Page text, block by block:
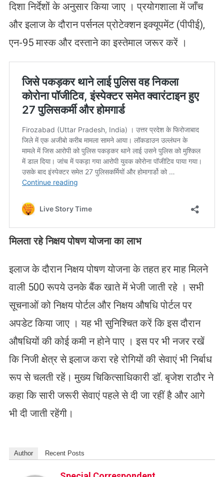
दिशा निर्देशों के अनुसार किया जाए । प्रयोगशाला में जाँच
और इलाज के दौरान पर्सनल प्रोटेक्शन इक्यूपमेंट (पीपीई),
एन-95 मास्क और दस्ताने का इस्तेमाल जरूर करें ।
मिलता रहे निक्षय पोषण योजना का लाभ
इलाज के दौरान निक्षय पोषण योजना के तहत हर माह मिलने
वाली 500 रूपये उनके बैंक खाते में भेजी जाती रहे । सभी
सूचनाओं को निक्षय पोर्टल और निक्षय औषधि पोर्टल पर
अपडेट किया जाए । यह भी सुनिश्चित करें कि इस दौरान
औषधियों की कोई कमी न होने पाए । इस पर भी नजर रखें
कि निजी क्षेत्र से इलाज करा रहे रोगियों की सेवाएं भी निर्बाध
रूप से चलती रहें। मुख्य चिकित्साधिकारी डॉ. बृजेश राठौर ने
कहा कि सारी जरूरी सेवाएं पहले से दी जा रहीं है और आगे
भी दी जाती रहेंगी।
Author Recent Posts